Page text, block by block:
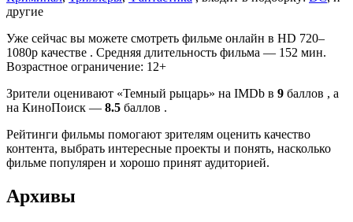
другие
Уже сейчас вы можете смотреть фильме онлайн в HD 720–
1080p качестве . Средняя длительность фильма — 152 мин.
Возрастное ограничение: 12+
Зрители оценивают «Темный рыцарь» на IMDb в 9 баллов , а
на КиноПоиск — 8.5 баллов .
Рейтинги фильмы помогают зрителям оценить качество
контента, выбрать интересные проекты и понять, насколько
фильме популярен и хорошо принят аудиторией.
Архивы